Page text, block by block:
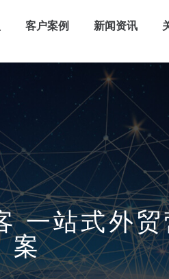
客户案例 新闻资讯
一站式外
案